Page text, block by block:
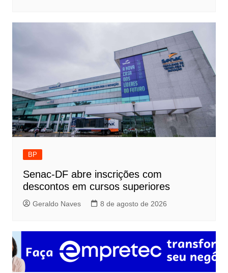
BP
Senac-DF abre inscrições com
descontos em cursos superiores
Geraldo Naves 8 de agosto de 2026